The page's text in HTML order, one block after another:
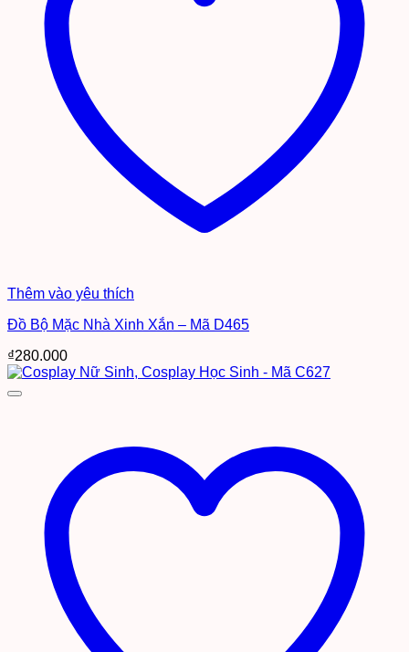
Thêm vào yêu thích
Đồ Bộ Mặc Nhà Xinh Xắn – Mã D465
₫280.000